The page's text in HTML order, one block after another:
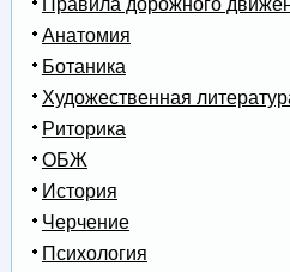
Анатомия
Ботаника
Художественная
Риторика
ОБЖ
История
Черчение
Психология